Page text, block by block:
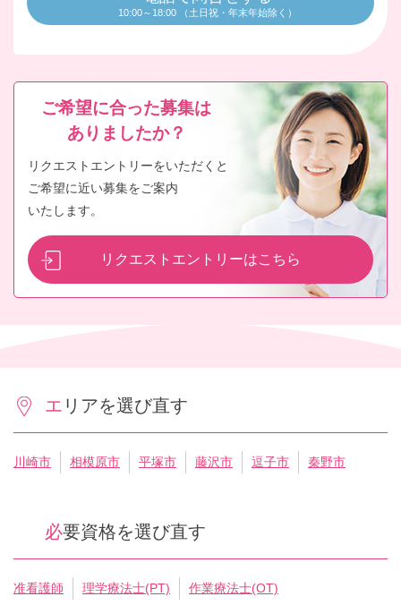
10:00～18:00 （土日祝・年末年始除く）
ご希望に合った募集は
ありましたか？
リクエストエントリーをいただくと
ご希望に近い募集をご案内
いたします。
リクエストエントリーはこちら
エリアを選び直す
川崎市 相模原市 平塚市 藤沢市 逗子市 秦野市
必要資格を選び直す
准看護師 理学療法士(PT) 作業療法士(OT)